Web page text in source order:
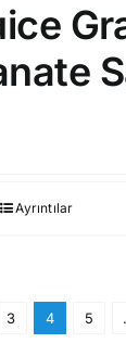
Ayrıntılar
3 4 5